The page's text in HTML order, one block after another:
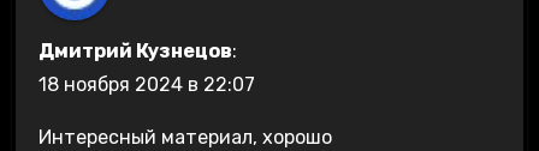
Дмитрий Кузнецов:
18 ноября 2024 в 22:07
Интересный материал, хорошо